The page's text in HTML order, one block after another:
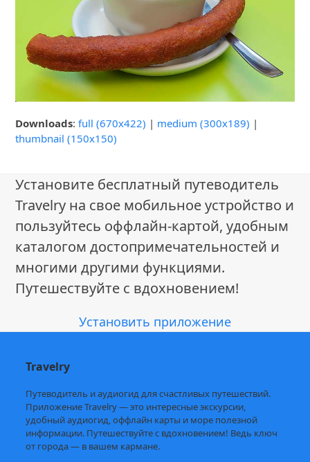
Downloads:full (670x422) | medium (300x189) |
thumbnail (150x150)
Установите бесплатный путеводитель
Travelry на свое мобильное устройство и
пользуйтесь оффлайн-картой, удобным
каталогом достопримечательностей и
многими другими функциями.
Путешествуйте с вдохновением!
Установить приложение
Travelry
Путеводитель и аудиогид для счастливых путешествий.
Приложение Travelry — это интересные экскурсии,
удобный аудиогид, оффлайн карты и море полезной
информации. Путешествуйте с вдохновением! Ведь ключ
от города — в вашем кармане.